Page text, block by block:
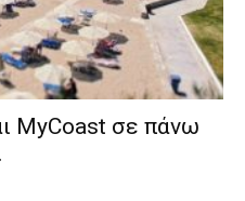
MyCoast σε πάνω